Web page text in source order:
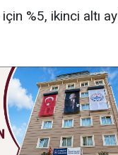
%5, ikinci altı